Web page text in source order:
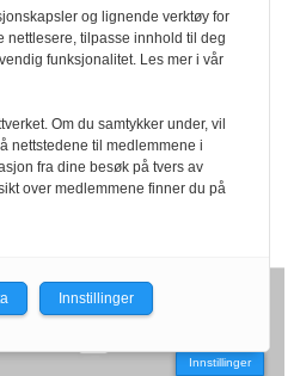
.
Innstillinger
og lignende verktøy for
nettlesere, tilpasse innhold til deg
funksjonalitet. Les mer i vår
Om du samtykker under, vil
nettstedene til medlemmene i
fra dine besøk på tvers av
over medlemmene finner du på
Innstillinger